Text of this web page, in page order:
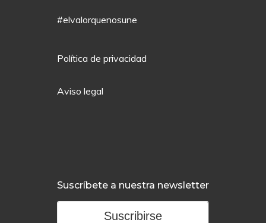
#elvalorquenosune
Política de privacidad
Aviso legal
Suscríbete a nuestra newsletter
Suscribirse